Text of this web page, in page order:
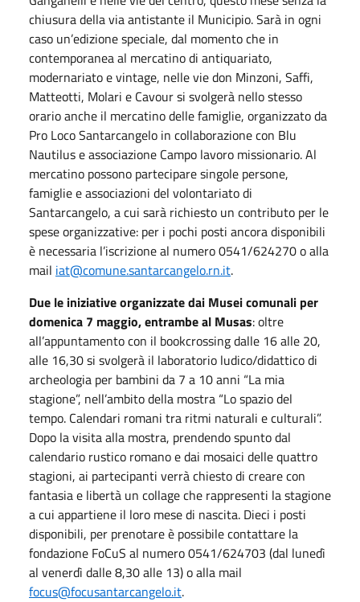
chiusura della via antistante il Municipio. Sarà in ogni
caso un’edizione speciale, dal momento che in
contemporanea al mercatino di antiquariato,
modernariato e vintage, nelle vie don Minzoni, Saffi,
Matteotti, Molari e Cavour si svolgerà nello stesso
orario anche il mercatino delle famiglie, organizzato da
Pro Loco Santarcangelo in collaborazione con Blu
Nautilus e associazione Campo lavoro missionario. Al
mercatino possono partecipare singole persone,
famiglie e associazioni del volontariato di
Santarcangelo, a cui sarà richiesto un contributo per le
spese organizzative: per i pochi posti ancora disponibili
è necessaria l’iscrizione al numero 0541/624270 o alla
mail iat@comune.santarcangelo.rn.it.
Due le iniziative organizzate dai Musei comunali per
domenica 7 maggio, entrambe al Musas: oltre
all’appuntamento con il bookcrossing dalle 16 alle 20,
alle 16,30 si svolgerà il laboratorio ludico/didattico di
archeologia per bambini da 7 a 10 anni “La mia
stagione”, nell’ambito della mostra “Lo spazio del
tempo. Calendari romani tra ritmi naturali e culturali”.
Dopo la visita alla mostra, prendendo spunto dal
calendario rustico romano e dai mosaici delle quattro
stagioni, ai partecipanti verrà chiesto di creare con
fantasia e libertà un collage che rappresenti la stagione
a cui appartiene il loro mese di nascita. Dieci i posti
disponibili, per prenotare è possibile contattare la
fondazione FoCuS al numero 0541/624703 (dal lunedì
al venerdì dalle 8,30 alle 13) o alla mail
focus@focusantarcangelo.it.